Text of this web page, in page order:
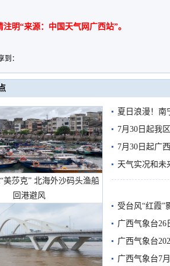
注明“来源：中国天气网广西站”。
到：
美莎克” 北海外沙码头渔船
回港避风
夏日浪漫！南
7月30日起我
7月30日起广
天气实况和未
受台风“红霞”
有较强降雨
广西气象台26
广西气象台
预警
广西气象台7